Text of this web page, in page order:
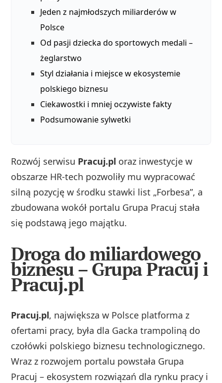
Jeden z najmłodszych miliarderów w
Polsce
Od pasji dziecka do sportowych medali –
żeglarstwo
Styl działania i miejsce w ekosystemie
polskiego biznesu
Ciekawostki i mniej oczywiste fakty
Podsumowanie sylwetki
Rozwój serwisu Pracuj.pl oraz inwestycje w
obszarze HR-tech pozwoliły mu wypracować
silną pozycję w środku stawki list „Forbesa”, a
zbudowana wokół portalu Grupa Pracuj stała
się podstawą jego majątku.
Droga do miliardowego
biznesu – Grupa Pracuj i
Pracuj.pl
Pracuj.pl, największa w Polsce platforma z
ofertami pracy, była dla Gacka trampoliną do
czołówki polskiego biznesu technologicznego.
Wraz z rozwojem portalu powstała Grupa
Pracuj – ekosystem rozwiązań dla rynku pracy i